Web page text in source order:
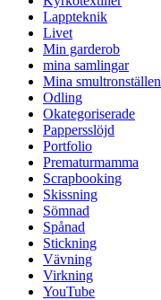
Lappteknik
Livet
Min garderob
mina samlingar
Mina smultronställen
Odling
Okategoriserade
Pappersslöjd
Portfolio
Prematurmamma
Scrapbooking
Skissning
Sömnad
Spånad
Stickning
Vävning
Virkning
YouTube